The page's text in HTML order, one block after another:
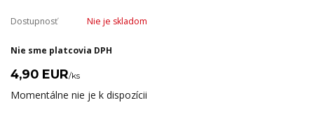
Dostupnosť Nie je skladom
Nie sme platcovia DPH
4,90 EUR/ks
Momentálne nie je k dispozícii